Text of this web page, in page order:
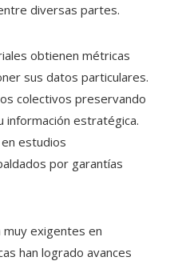
diversas partes.
obtienen métricas
sus datos particulares.
colectivos preservando
información estratégica.
estudios
por garantías
exigentes en
han logrado avances